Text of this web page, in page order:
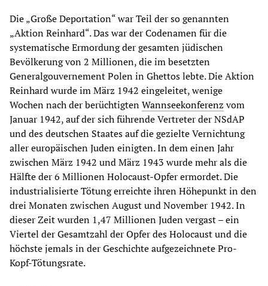
Die „Große Deportation“ war Teil der so genannten
„Aktion Reinhard“. Das war der Codenamen für die
systematische Ermordung der gesamten jüdischen
Bevölkerung von 2 Millionen, die im besetzten
Generalgouvernement Polen in Ghettos lebte. Die Aktion
Reinhard wurde im März 1942 eingeleitet, wenige
Wochen nach der berüchtigtenWannseekonferenz vom
Januar 1942, auf der sich führende Vertreter der NSdAP
und des deutschen Staates auf die gezielte Vernichtung
aller europäischen Juden einigten. In dem einen Jahr
zwischen März 1942 und März 1943 wurde mehr als die
Hälfte der 6 Millionen Holocaust-Opfer ermordet. Die
industrialisierte Tötung erreichte ihren Höhepunkt in den
drei Monaten zwischen August und November 1942. In
dieser Zeit wurden 1,47 Millionen Juden vergast – ein
Viertel der Gesamtzahl der Opfer des Holocaust und die
höchste jemals in der Geschichte aufgezeichnete Pro-
Kopf-Tötungsrate.